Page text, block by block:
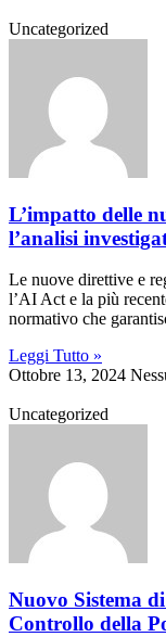
Uncategorized
L’impatto delle
l’analisi
Le nuove direttive e
l’AI Act e la più
normativo che
Leggi Tutto »
Ottobre 13, 2024
Uncategorized
Nuovo Sistema
Controllo della